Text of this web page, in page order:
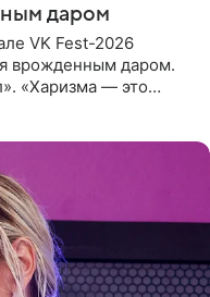
даром
VK Fest-2026
врожденным даром.
«Харизма — это